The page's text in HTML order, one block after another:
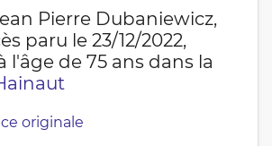
Pierre Dubaniewicz,
paru le 23/12/2022,
l'âge de 75 ans dans la
originale